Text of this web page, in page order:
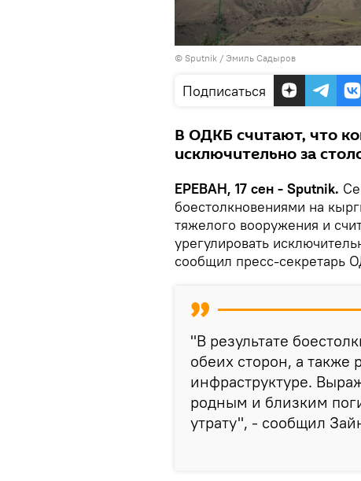
© Sputnik / Эмиль Садыров
Подписаться
В ОДКБ считают, что
исключительно за
ЕРЕВАН, 17 сен - Sputnik.
боестолкновениями на
тяжелого вооружения и
урегулировать
сообщил пресс-секретарь
"В результате
обеих сторон, а также
инфраструктуре.
родным и близким
утрату", - сообщил